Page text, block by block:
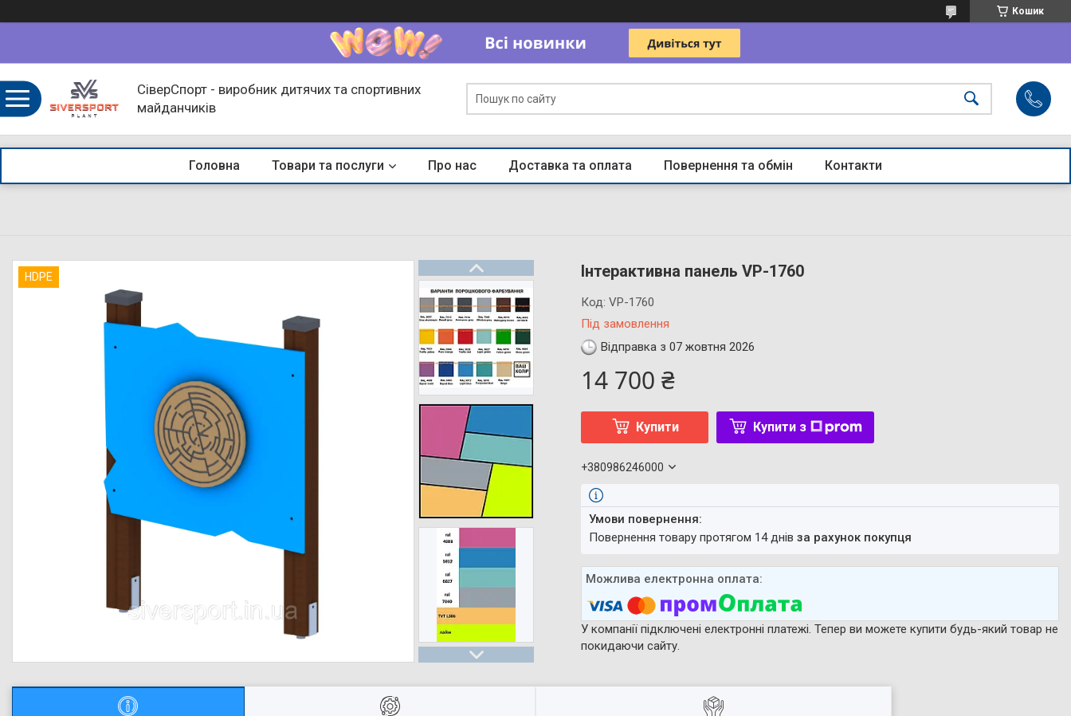
Кошик
СіверСпорт - виробник дитячих та спортивних
майданчиків
Головна Товари та послуги Про нас Доставка та оплата Повернення та обмін Контакти
HDPE Інтерактивна панель VP-1760
Під замовлення
Код:VP-1760
Відправка з 07 жовтня 2026
14 700 ₴
Купити Купити з
+380986246000
повернення товару протягом 14 днівза рахунок покупця
У компанії підключені електронні платежі. Тепер ви можете купити будь-який товар не
покидаючи сайту.